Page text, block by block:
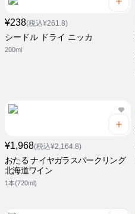
¥238(税込¥261.8)
シードル ドライ ニッカ
200ml
¥1,968(税込¥2,164.8)
おたる ナイヤガラスパークリング
北海道ワイン
1本(720ml)